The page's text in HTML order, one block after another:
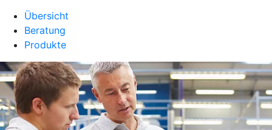
Übersicht
Beratung
Produkte